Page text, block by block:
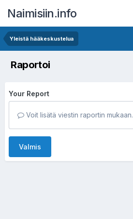
Naimisiin.info
Yleistä hääkeskustelua
Raportoi
Your Report
Voit lisätä viestin raportin mukaan.
Valmis